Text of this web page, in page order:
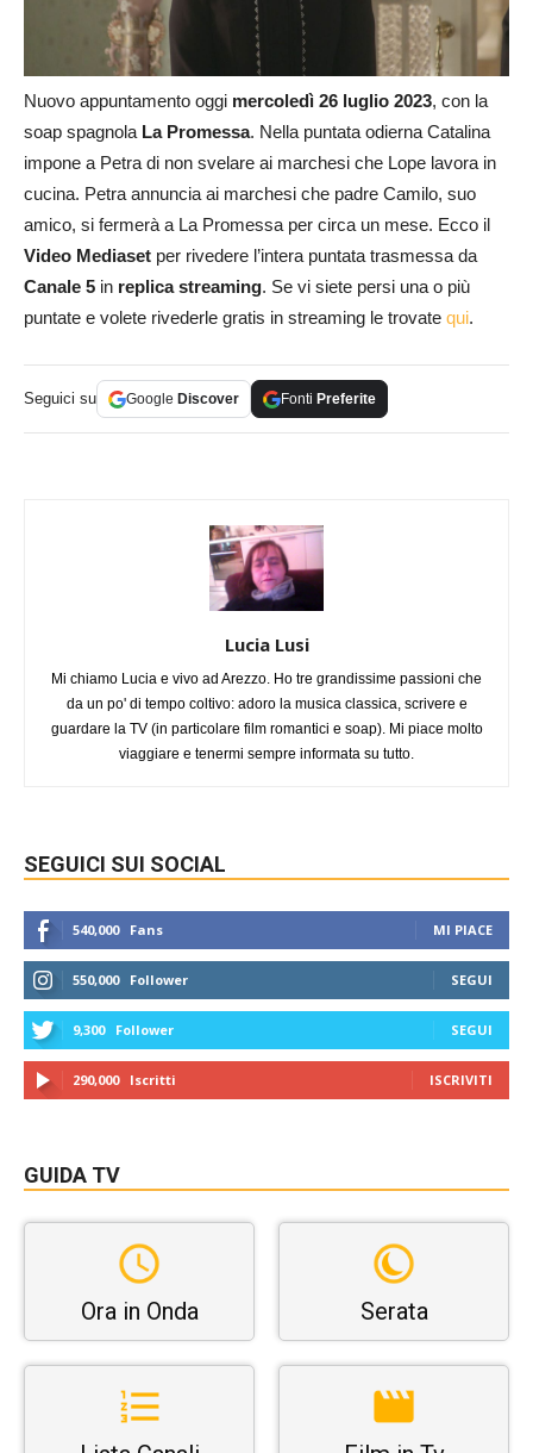
Nuovo appuntamento oggi mercoledì 26 luglio 2023, con la
soap spagnola La Promessa. Nella puntata odierna Catalina
impone a Petra di non svelare ai marchesi che Lope lavora in
cucina. Petra annuncia ai marchesi che padre Camilo, suo
amico, si fermerà a La Promessa per circa un mese. Ecco il
Video Mediaset per rivedere l’intera puntata trasmessa da
Canale 5 in replica streaming. Se vi siete persi una o più
puntate e volete rivederle gratis in streaming le trovate qui.
Seguici su Google Discover Fonti Preferite
Lucia Lusi
Mi chiamo Lucia e vivo ad Arezzo. Ho tre grandissime passioni che
da un po' di tempo coltivo: adoro la musica classica, scrivere e
guardare la TV (in particolare film romantici e soap). Mi piace molto
viaggiare e tenermi sempre informata su tutto.
SEGUICI SUI SOCIAL
540,000 Fans MI PIACE
550,000 Follower SEGUI
9,300 Follower SEGUI
290,000 Iscritti ISCRIVITI
GUIDA TV
Ora in Onda Serata